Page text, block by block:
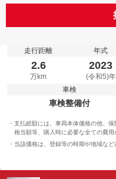
走行距離
2.6
万km
年式
2023
(令和5)年
車検
車検整備付
支払総額には、車両本体価格の他、
相当額等、購入時に必要な全ての費用
当該価格は、登録等の時期や地域な